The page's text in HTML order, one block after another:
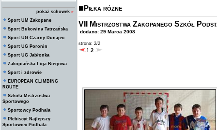
pokaż schowek »
Sport UM Zakopane
Sport Bukowina Tatrzańska
Sport UG Czarny Dunajec
Sport UG Poronin
Sport UG Jabłonka
Zakopiańska Liga Biegowa
Sport i zdrowie
EUROPEAN CLIMBING
ROUTE
Szkoła Mistrzostwa
Sportowego
Sportowcy Podhala
Plebiscyt Najlepszy
Sportowiec Podhala
Piłka różne
VII Mistrzostwa Zakopanego Szkół
dodano: 29 Marca 2008
strona: 2/2
1 2